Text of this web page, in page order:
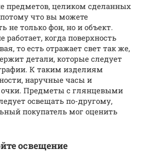
предметов, целиком сделанных
что вы можете
не только фон, но и объект.
работает, когда поверхность
то есть отражает свет так же,
детали, которые следует
К таким изделиям
наручные часы и
Предметы с глянцевыми
освещать по-другому,
покупатель мог оценить
освещение